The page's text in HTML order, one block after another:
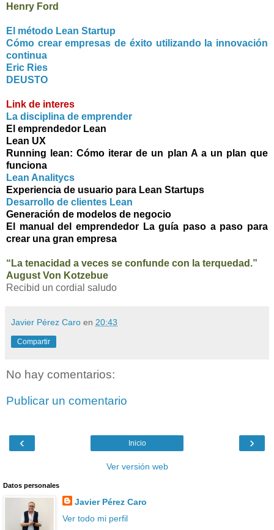
Henry Ford
El método Lean Startup
Cómo crear empresas de éxito utilizando la innovación
continua
Eric Ries
DEUSTO
Link de interes
La disciplina de emprender
El emprendedor Lean
Lean UX
Running lean: Cómo iterar de un plan A a un plan que
funciona
Lean Analitycs
Experiencia de usuario para Lean Startups
Desarrollo de clientes Lean
Generación de modelos de negocio
El manual del emprendedor La guía paso a paso para
crear una gran empresa
“La tenacidad a veces se confunde con la terquedad.”
August Von Kotzebue
Recibid un cordial saludo
Javier Pérez Caro en 20:43
Compartir
No hay comentarios:
Publicar un comentario
‹ ›
Inicio
Ver versión web
Datos personales
Javier Pérez Caro
Ver todo mi perfil